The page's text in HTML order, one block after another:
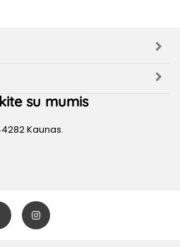
su mumis
Kaunas.